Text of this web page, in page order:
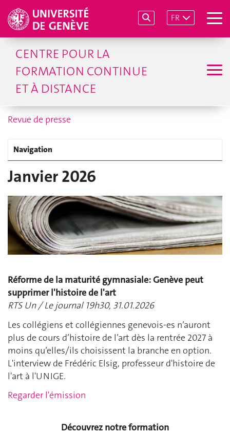
FR
CENTRE POUR LA
FORMATION CONTINUE
ET À DISTANCE
Revue de presse
Navigation
Janvier 2026
Réforme de la maturité gymnasiale: Genève peut
supprimer l'histoire de l'art
RTS Un / Le journal 19h30, 31.01.2026
Les collégiens et collégiennes genevois-es n’auront
plus de cours d’histoire de l’art dès la rentrée 2027 à
moins qu’elles/ils choisissent la branche en option.
L'interview de Frédéric Elsig, professeur d'histoire de
l'art à l'UNIGE.
Regarder l'émission
Découvrez notre formation